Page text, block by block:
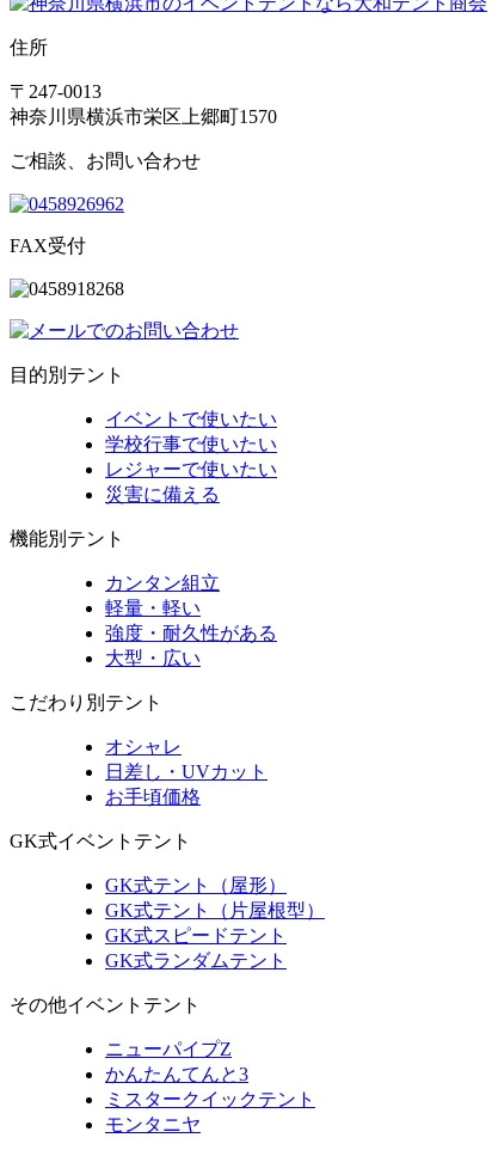
住所
〒247-0013
神奈川県横浜市栄区上郷町1570
ご相談、お問い合わせ
FAX受付
目的別テント
イベントで使いたい
学校行事で使いたい
レジャーで使いたい
災害に備える
機能別テント
カンタン組立
軽量・軽い
強度・耐久性がある
大型・広い
こだわり別テント
オシャレ
日差し・UVカット
お手頃価格
GK式イベントテント
GK式テント（屋形）
GK式テント（片屋根型）
GK式スピードテント
GK式ランダムテント
その他イベントテント
ニューパイプZ
かんたんてんと3
ミスタークイックテント
モンタニヤ